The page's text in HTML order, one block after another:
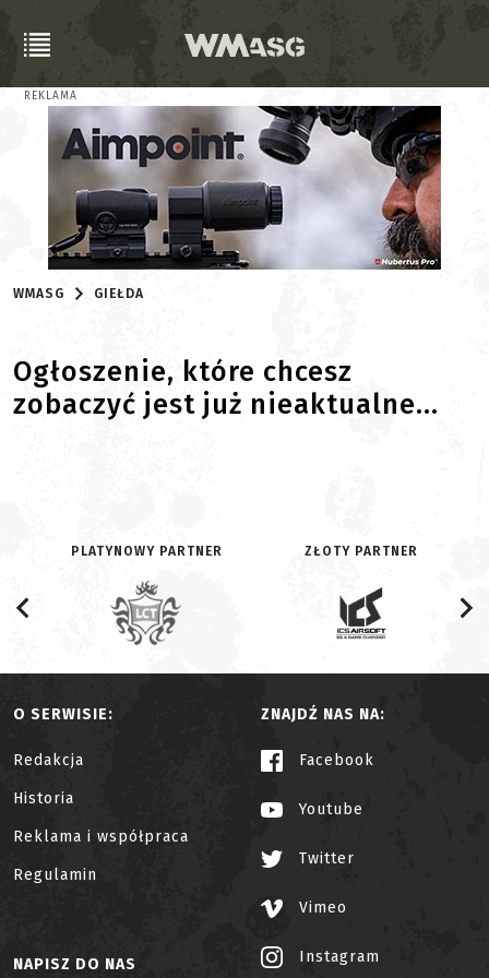
REKLAMA
WMASG GIEŁDA
Ogłoszenie, które chcesz
zobaczyć jest już nieaktualne...
PLATYNOWY PARTNER ZŁOTY PARTNER
O SERWISIE:
Redakcja
Historia
Reklama i współpraca
Regulamin
ZNAJDŹ NAS NA:
Facebook
Youtube
Twitter
Vimeo
Instagram
NAPISZ DO NAS